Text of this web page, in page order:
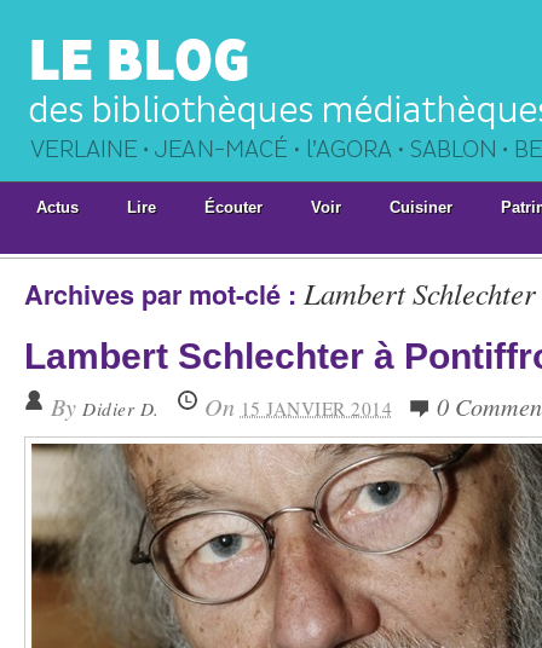
Actus Lire Écouter Voir Cuisiner
Archives par mot-clé : Lambert Schlechter
Lambert Schlechter à
By Didier D. On 15 JANVIER 2014 0